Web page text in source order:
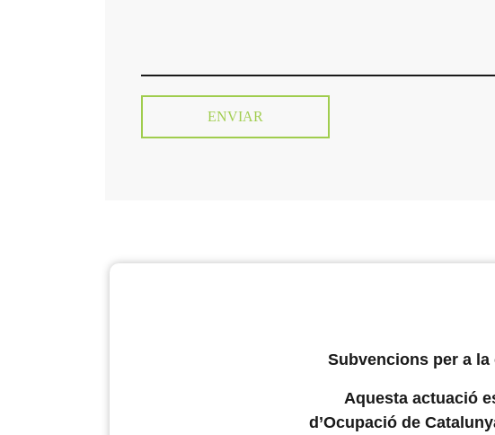
Subvencions per a
Aquesta actuació
d’Ocupació de